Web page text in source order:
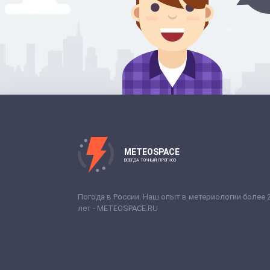
METEOSPACE
ВСЕГДА ТОЧНЫЙ ПРОГНОЗ
Погода в России. Наш опыт в метериологии более
лет - METEOSPACE.RU